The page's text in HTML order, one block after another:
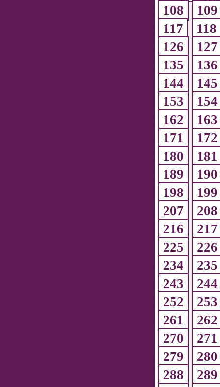
108
109
117
118
126
127
135
136
144
145
153
154
162
163
171
172
180
181
189
190
198
199
207
208
216
217
225
226
234
235
243
244
252
253
261
262
270
271
279
280
288
289